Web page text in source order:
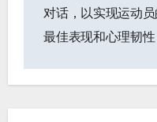
极肯定或激励短语，
果。这个迭代过程允
最终，有效的自我对